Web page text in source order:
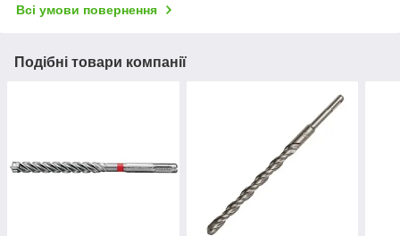
Всі умови повернення
Подібні товари компанії